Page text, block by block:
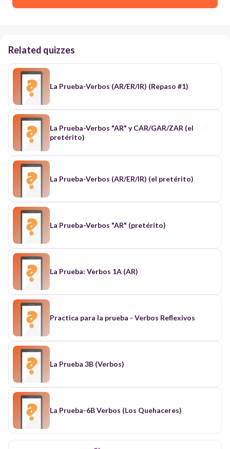
Related quizzes
La Prueba-Verbos (AR/ER/IR) (Repaso #1)
La Prueba-Verbos "AR" y CAR/GAR/ZAR (el
pretérito)
La Prueba-Verbos (AR/ER/IR) (el pretérito)
La Prueba-Verbos "AR" (pretérito)
La Prueba: Verbos 1A (AR)
Practica para la prueba - Verbos Reflexivos
La Prueba 3B (Verbos)
La Prueba-6B Verbos (Los Quehaceres)